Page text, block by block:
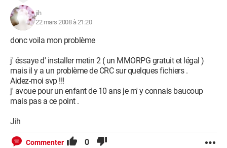
jih
22 mars 2008 à 21:20
donc voila mon problème
j' éssaye d' installer metin 2 ( un MMORPG gratuit et légal )
mais il y a un problème de CRC sur quelques fichiers .
Aidez-moi svp !!!
j' avoue pour un enfant de 10 ans je m' y connais baucoup
mais pas a ce point .
Jih
Commenter 0